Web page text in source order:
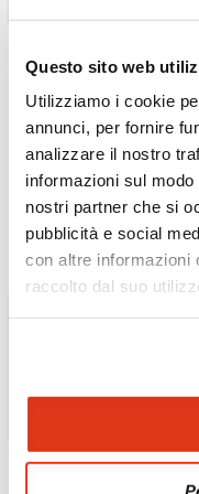
Questo sito web
Utilizziamo i cookie
annunci, per fornire
analizzare il nostro
informazioni sul
nostri partner che si
pubblicità e social
con altre informazioni
raccolto dal suo
MAROCCO
Laboratorio di
tappeto
Scopri l'Escursione »